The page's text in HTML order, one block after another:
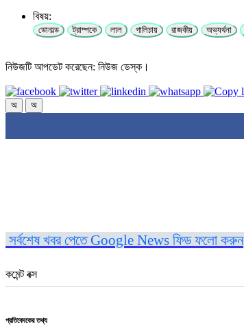
বিষয়:
ডোনাল্ড ট্রাম্পকে লাল গালিচায় রাজকীয় অভ্যর্থনা
নিউজটি আপডেট করেছেন: নিউজ ডেস্ক।
অ অ
সর্বশেষ খবর পেতে Google News ফিড ফলো করুন
কমেন্ট বক্স
প্রতিবেদকের তথ্য